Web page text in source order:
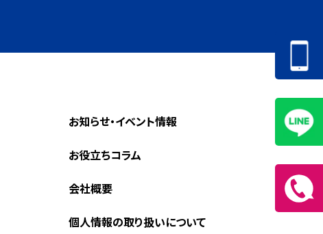
お知らせ・イベント情報
お役立ちコラム
会社概要
個人情報の取り扱いについて